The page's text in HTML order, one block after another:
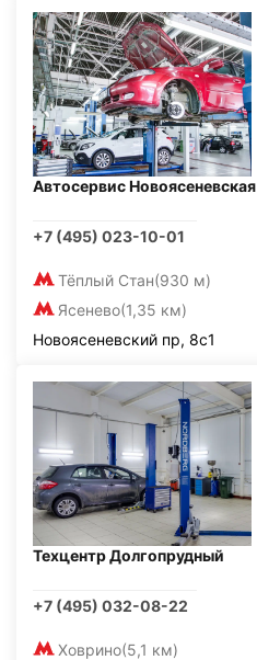
Автосервис Новоясеневская
+7 (495) 023-10-01
Тёплый Стан(930 м)
Ясенево(1,35 км)
Новоясеневский пр, 8с1
Техцентр Долгопрудный
+7 (495) 032-08-22
Ховрино(5,1 км)